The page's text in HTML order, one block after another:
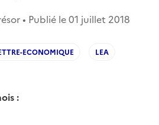
• Publié le01 juillet 2018
ECONOMIQUE LEA
: